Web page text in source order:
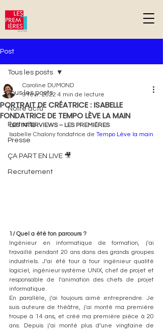
Post
Tous les posts
Notre actu
Portraits
Presse
ÇA PART EN LIVE 🎥
Recrutement
Tous les posts
PORTRAIT DE CRÉATRICE : ISABELLE
FONDATRICE DE TEMPO LÈVE LA MAIN
Caroline DUMOND
9 févr. 2022 4 min de lecture
LES INTERVIEWS – LES PREMIÈRES
Isabelle Chalony fondatrice de Tempo Lève la main
1/ Quel a été ton parcours ?
Ingénieur en informatique de formation, j’ai
travaillé pendant 20 ans dans des grands groupes
industriels. J’ai été tour à tour ingénieur qualité
logiciel, ingénieur système UNIX, chef de projet et
responsable de l’animation des chefs de projet
informatique.
En parallèle, j’ai toujours aimé entreprendre. Je
suis auteure de théâtre, j’ai monté ma première
troupe à 14 ans, et créé ma première pièce à 20
ans. Depuis j’ai monté plus d’une vingtaine de